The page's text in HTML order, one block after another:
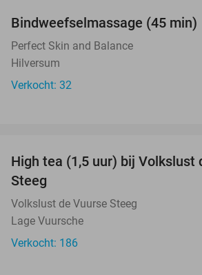
TODAY
Bindweefselmassage (45 min)
Perfect Skin and Balance
Hilversum
Verkocht: 32
High tea (1,5 uur) bij Volkslust
Steeg
Volkslust de Vuurse Steeg
Lage Vuursche
Verkocht: 186